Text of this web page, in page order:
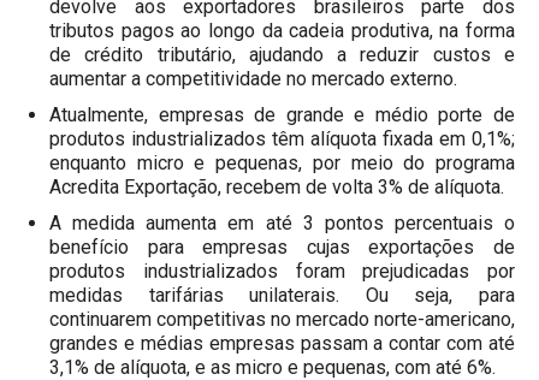
devolve aos exportadores brasileiros parte dos
tributos pagos ao longo da cadeia produtiva, na forma
de crédito tributário, ajudando a reduzir custos e
aumentar a competitividade no mercado externo.
Atualmente, empresas de grande e médio porte de
produtos industrializados têm alíquota fixada em 0,1%;
enquanto micro e pequenas, por meio do programa
Acredita Exportação, recebem de volta 3% de alíquota.
A medida aumenta em até 3 pontos percentuais o
benefício para empresas cujas exportações de
produtos industrializados foram prejudicadas por
medidas tarifárias unilaterais. Ou seja, para
continuarem competitivas no mercado norte-americano,
grandes e médias empresas passam a contar com até
3,1% de alíquota, e as micro e pequenas, com até 6%.